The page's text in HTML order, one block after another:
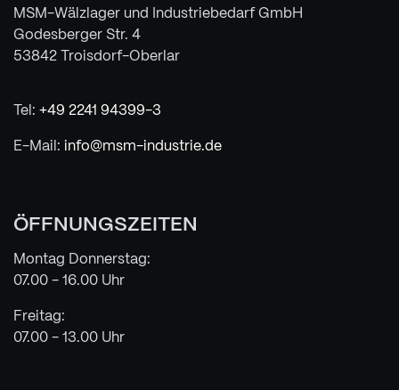
MSM-Wälzlager und Industriebedarf GmbH
Godesberger Str. 4
53842 Troisdorf-Oberlar
Tel: +49 2241 94399-3
E-Mail: info@msm-industrie.de
ÖFFNUNGSZEITEN
Montag Donnerstag:
07.00 - 16.00 Uhr
Freitag:
07.00 - 13.00 Uhr